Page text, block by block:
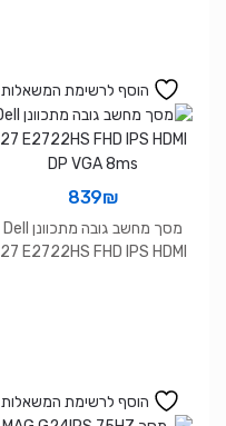
הוסף לרשימת המשאלות
839₪
מסך מחשב גובה מתכוונן Dell
27 E2722HS FHD IPS HDMI
הוסף לרשימת המשאלות